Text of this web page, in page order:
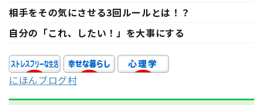
相手をその気にさせる3回ルールとは！？
自分の「これ、したい！」を大事にする
にほんブログ村